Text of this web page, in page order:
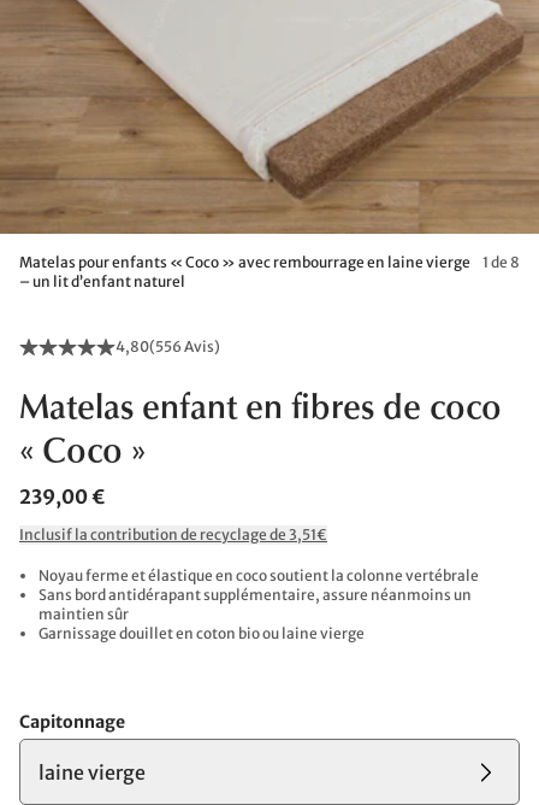
Matelas pour enfants « Coco » avec rembourrage en laine vierge
– un lit d’enfant naturel
1 de 8
4,80(556 Avis)
Matelas enfant en fibres de coco
« Coco »
239,00 €
Inclusif la contribution de recyclage de 3,51€
Noyau ferme et élastique en coco soutient la colonne vertébrale
Sans bord antidérapant supplémentaire, assure néanmoins un
maintien sûr
Garnissage douillet en coton bio ou laine vierge
Capitonnage
laine vierge